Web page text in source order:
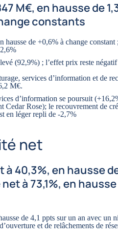
M€, en hausse de
constants
hausse de +0,6% à change constant
(92,9%) ; l’effet prix reste
services d’information et de
M€.
d’information se poursuit
Cedar Rose); le recouvrement de
en léger repli de -2,7%
net
40,3%, en hausse
à 73,1%, en
de 4,1 ppts sur un an avec un
et de relâchements de